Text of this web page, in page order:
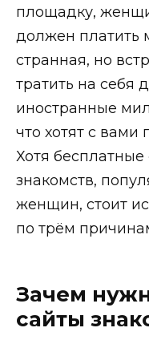
площадку,
должен платить
странная, но
тратить на себя
иностранные
что хотят с вами
Хотя
знакомств,
женщин, стоит
по трём
Зачем
сайты